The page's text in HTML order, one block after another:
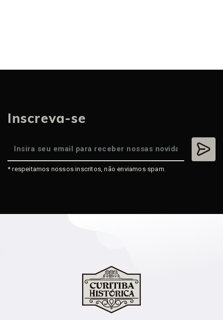
Inscreva-se
* respeitamos nossos inscritos, não enviamos spam.